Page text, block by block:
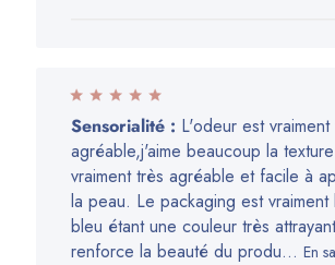
Sensorialité : L'odeur est vraiment
agréable,j'aime beaucoup la
vraiment très agréable et facile à
la peau. Le packaging est vraiment
bleu étant une couleur très
renforce la beauté du produ... En